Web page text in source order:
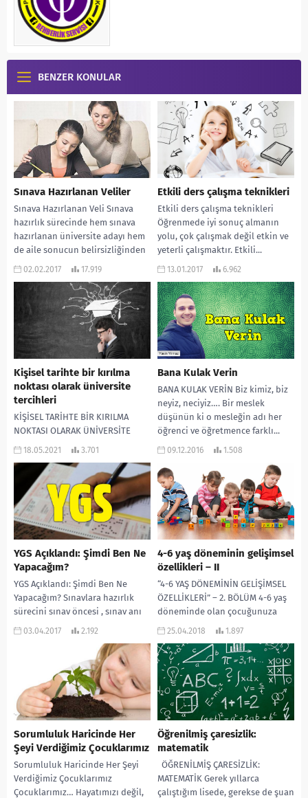
BENZER KONULAR
Sınava Hazırlanan Veliler
Sınava Hazırlanan Veli Sınava
hazırlık sürecinde hem sınava
hazırlanan üniversite adayı hem
de aile sonucun belirsizliğinden
kaynaklanan yoğun bir kaygı...
02.02.2017 17.919
Etkili ders çalışma teknikleri
Etkili ders çalışma teknikleri
Öğrenmede iyi sonuç almanın
yolu, çok çalışmak değil etkin ve
yeterli çalışmaktır. Etkili...
13.01.2017 6.962
Kişisel tarihte bir kırılma
noktası olarak üniversite
tercihleri
KİŞİSEL TARİHTE BİR KIRILMA
NOKTASI OLARAK ÜNİVERSİTE
TERCİHLERİ
mekanizmamızın test edildiği
kişisel tarihimizin bir uğrağıdır.
Özellikle üniversite/meslek...
18.05.2021 3.701
Bana Kulak Verin
BANA KULAK VERİN Biz kimiz, biz
neyiz, neciyiz…. Bir meslek
düşünün ki o mesleğin adı her
öğrenci ve öğretmence farklı...
09.12.2016 1.508
YGS Açıklandı: Şimdi Ben Ne
Yapacağım?
YGS Açıklandı: Şimdi Ben Ne
Yapacağım? Sınavlara hazırlık
sürecini sınav öncesi , sınav anı
ve sınav sonrası olarak 3 aşama...
03.04.2017 2.192
4-6 yaş döneminin gelişimsel
özellikleri – II
“4-6 YAŞ DÖNEMİNİN GELİŞİMSEL
ÖZELLİKLERİ” – 2. BÖLÜM 4-6 yaş
döneminde olan çocuğunuza
evde ufak sorumluluklar vermek
25.04.2018 1.897
Sorumluluk Haricinde Her
Şeyi Verdiğimiz Çocuklarımız
Sorumluluk Haricinde Her Şeyi
Verdiğimiz Çocuklarımız
Çocuklarımız… Hayatımızı değil,
Öğrenilmiş çaresizlik:
matematik
ÖĞRENİLMİŞ ÇARESİZLİK:
MATEMATİK Gerek yıllarca
çalıştığım lisede, gerekse de şuan